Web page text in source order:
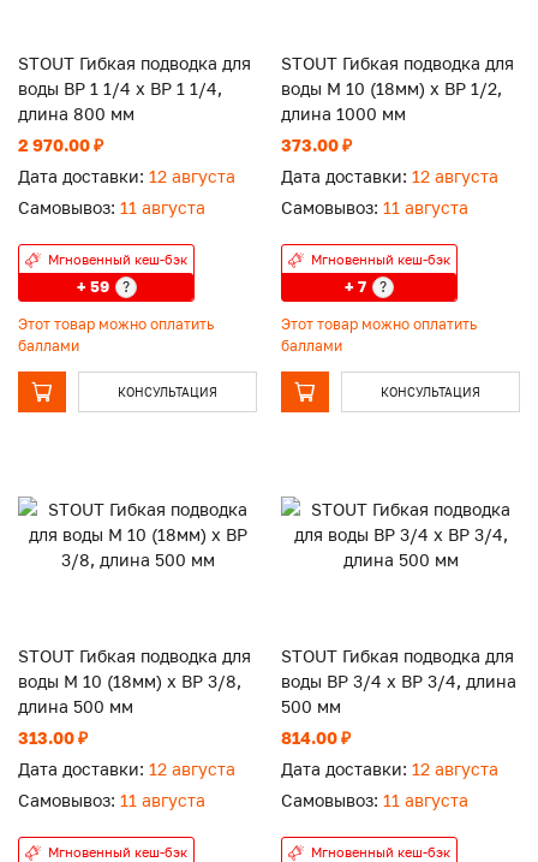
STOUT Гибкая подводка для
воды ВР 1 1/4 х ВР 1 1/4,
длина 800 мм
2 970.00 ₽
Дата доставки: 12 августа
Самовывоз: 11 августа
Мгновенный кеш-бэк
+ 59 ?
Этот товар можно оплатить
баллами
КОНСУЛЬТАЦИЯ
STOUT Гибкая подводка для
воды M 10 (18мм) х ВР 1/2,
длина 1000 мм
373.00 ₽
Дата доставки: 12 августа
Самовывоз: 11 августа
Мгновенный кеш-бэк
+ 7 ?
Этот товар можно оплатить
баллами
КОНСУЛЬТАЦИЯ
STOUT Гибкая подводка для
воды M 10 (18мм) х ВР 3/8,
длина 500 мм
313.00 ₽
Дата доставки: 12 августа
Самовывоз: 11 августа
Мгновенный кеш-бэк
STOUT Гибкая подводка для
воды ВР 3/4 х ВР 3/4, длина
500 мм
814.00 ₽
Дата доставки: 12 августа
Самовывоз: 11 августа
Мгновенный кеш-бэк